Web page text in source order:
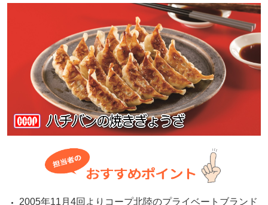
2005年11月4回よりコープ北陸のプライベートブランド